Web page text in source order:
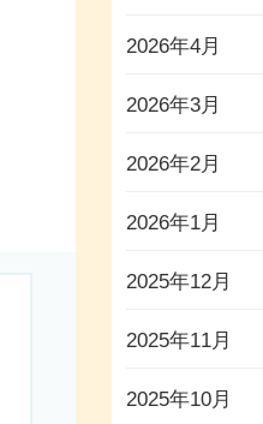
2026年4月
2026年3月
2026年2月
2026年1月
2025年12月
2025年11月
2025年10月